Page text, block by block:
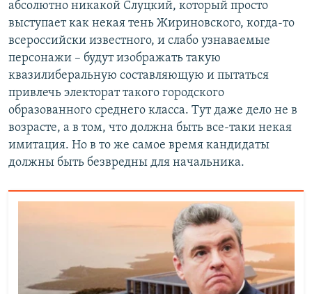
абсолютно никакой Слуцкий, который просто
выступает как некая тень Жириновского, когда-то
всероссийски известного, и слабо узнаваемые
персонажи – будут изображать такую
квазилиберальную составляющую и пытаться
привлечь электорат такого городского
образованного среднего класса. Тут даже дело не в
возрасте, а в том, что должна быть все-таки некая
имитация. Но в то же самое время кандидаты
должны быть безвредны для начальника.